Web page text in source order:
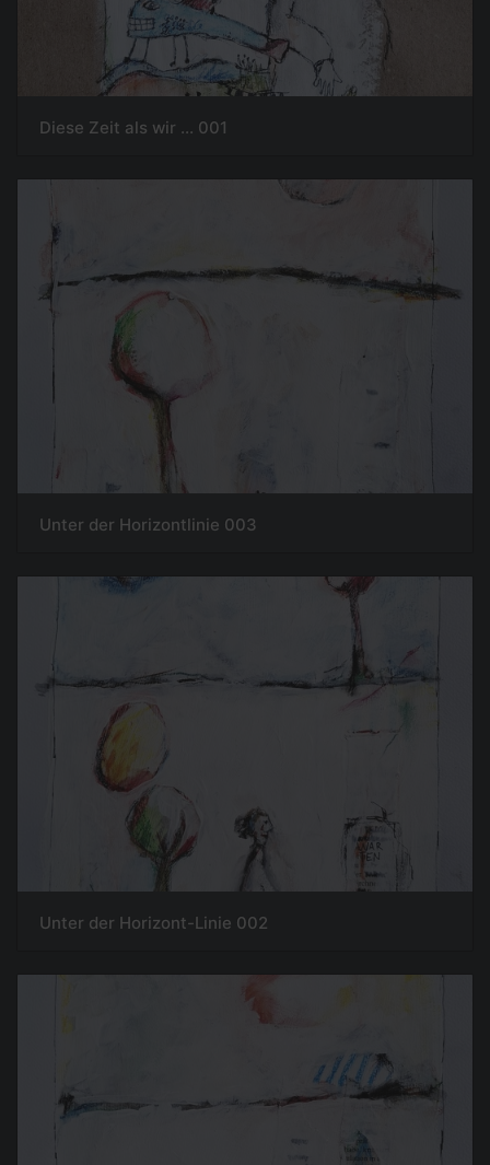
Diese Zeit als wir ... 001
Unter der Horizontlinie 003
Unter der Horizont-Linie 002